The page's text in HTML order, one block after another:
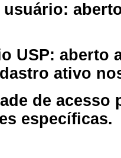
usuário:
USP: aberto
ativo
de
específicas.